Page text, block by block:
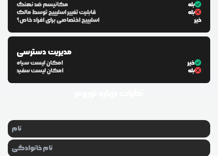
مکانیسم ضد نهنگ
بله
قابلیت تغییر اسلیپیج توسط مالک
بله
اسلیپیج اختصاصی برای افراد خاص؟
خیر
مدیریت دسترسی
امکان لیست سیاه
خیر
امکان لیست سفید
بله